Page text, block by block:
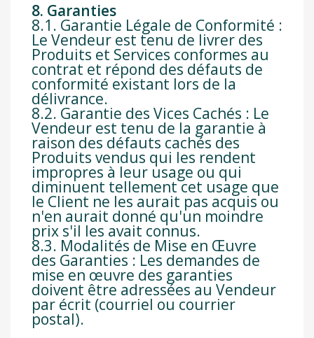
8. Garanties
8.1. Garantie Légale de Conformité :
Le Vendeur est tenu de livrer des
Produits et Services conformes au
contrat et répond des défauts de
conformité existant lors de la
délivrance.
8.2. Garantie des Vices Cachés : Le
Vendeur est tenu de la garantie à
raison des défauts cachés des
Produits vendus qui les rendent
impropres à leur usage ou qui
diminuent tellement cet usage que
le Client ne les aurait pas acquis ou
n'en aurait donné qu'un moindre
prix s'il les avait connus.
8.3. Modalités de Mise en Œuvre
des Garanties : Les demandes de
mise en œuvre des garanties
doivent être adressées au Vendeur
par écrit (courriel ou courrier
postal).